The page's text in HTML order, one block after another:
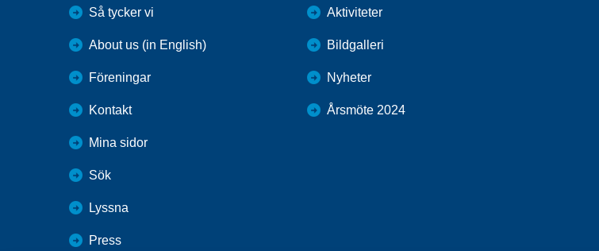
Så tycker vi
About us (in English)
Föreningar
Kontakt
Mina sidor
Sök
Lyssna
Press
Aktiviteter
Bildgalleri
Nyheter
Årsmöte 2024